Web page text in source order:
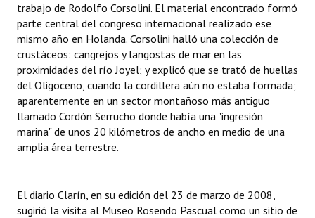
trabajo de Rodolfo Corsolini. El material encontrado formó
parte central del congreso internacional realizado ese
mismo año en Holanda. Corsolini halló una colección de
crustáceos: cangrejos y langostas de mar en las
proximidades del río Joyel; y explicó que se trató de huellas
del Oligoceno, cuando la cordillera aún no estaba formada;
aparentemente en un sector montañoso más antiguo
llamado Cordón Serrucho donde había una "ingresión
marina" de unos 20 kilómetros de ancho en medio de una
amplia área terrestre.
El diario Clarín, en su edición del 23 de marzo de 2008,
sugirió la visita al Museo Rosendo Pascual como un sitio de